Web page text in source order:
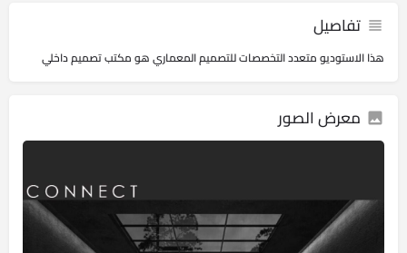
تفاصيل
هذا الاستوديو متعدد التخصصات للتصميم المعماري هو مكتب تصميم داخلي
معرض الصور